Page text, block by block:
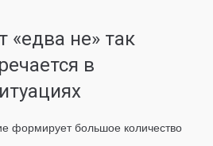
«едва не» так
в
формирует большое количество